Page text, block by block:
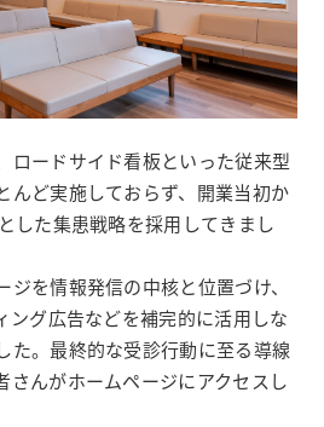
ロードサイド看板といった従来型
んど実施しておらず、開業当初か
した集患戦略を採用してきまし
を情報発信の中核と位置づけ、
ング広告などを補完的に活用しな
た。最終的な受診行動に至る導線
さんがホームページにアクセスし